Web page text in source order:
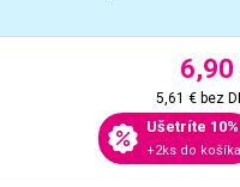
6,90
5,61 €bez
Ušetríte
+2ks do košíka